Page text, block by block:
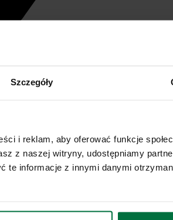
Szczegóły
i reklam, aby oferować funkcje
z naszej witryny, udostępniamy
te informacje z innymi danymi